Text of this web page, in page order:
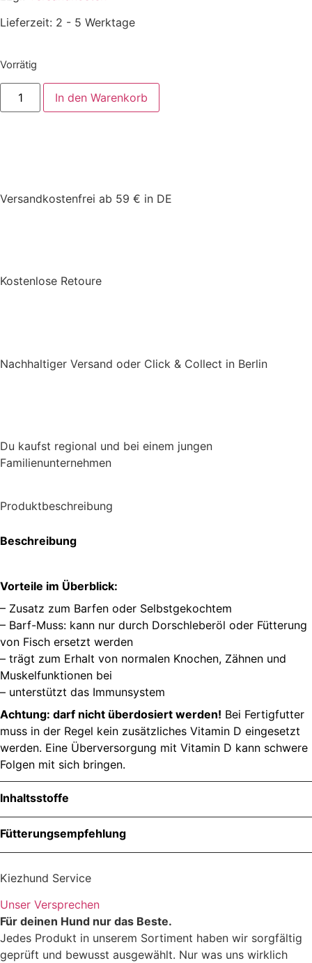
Lieferzeit: 2 - 5 Werktage
Vorrätig
In den Warenkorb
Versandkostenfrei ab 59 € in DE
Kostenlose Retoure
Nachhaltiger Versand oder Click & Collect in Berlin
Du kaufst regional und bei einem jungen
Familienunternehmen
Produktbeschreibung
Beschreibung
Vorteile im Überblick:
– Zusatz zum Barfen oder Selbstgekochtem
– Barf-Muss: kann nur durch Dorschleberöl oder Fütterung
von Fisch ersetzt werden
– trägt zum Erhalt von normalen Knochen, Zähnen und
Muskelfunktionen bei
– unterstützt das Immunsystem
Achtung: darf nicht überdosiert werden! Bei Fertigfutter
muss in der Regel kein zusätzliches Vitamin D eingesetzt
werden. Eine Überversorgung mit Vitamin D kann schwere
Folgen mit sich bringen.
Inhaltsstoffe
Fütterungsempfehlung
Kiezhund Service
Unser Versprechen
Für deinen Hund nur das Beste.
Jedes Produkt in unserem Sortiment haben wir sorgfältig
geprüft und bewusst ausgewählt. Nur was uns wirklich